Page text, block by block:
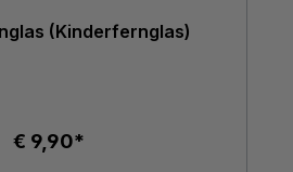
(Kinderfernglas)
€ 9,90*